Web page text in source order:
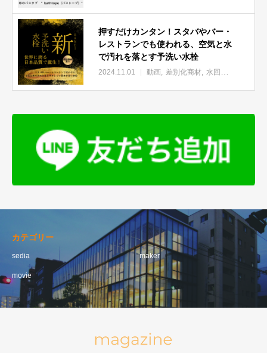
押すだけカンタン！スタバやバー・
レストランでも使われる、空気と水
で汚れを落とす予洗い水栓
2024.11.01 動画 差別化商材 水回り
カテゴリー
sedia maker
movie